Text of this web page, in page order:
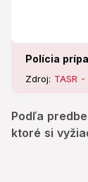
Polícia
Zdroj: TASR
Podľa
ktoré si